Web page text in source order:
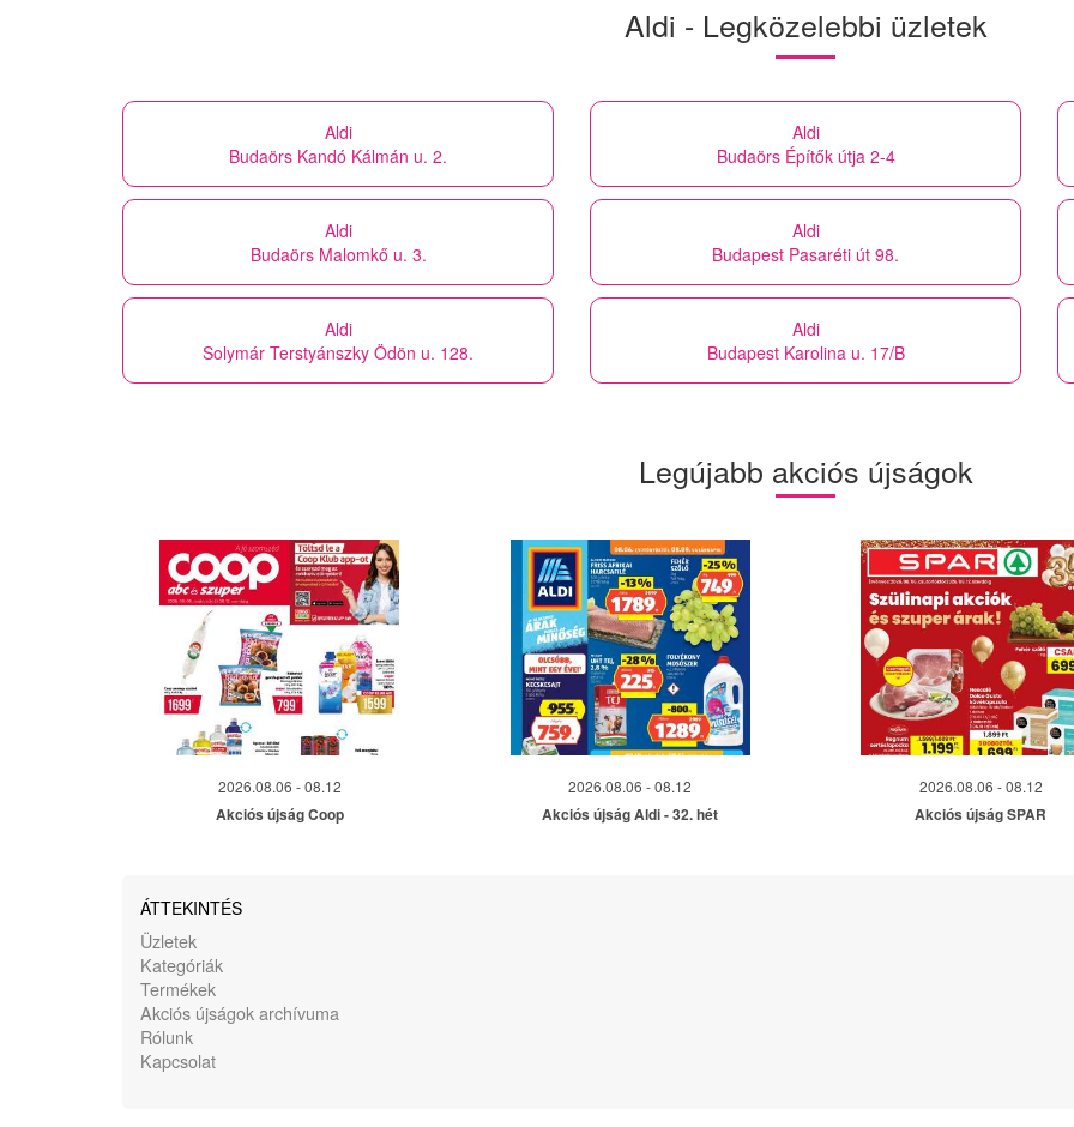
Aldi - Legközelebbi üzletek
Aldi
Budaörs Kandó Kálmán u. 2.
Aldi
Budaörs Építők útja 2-4
Aldi
Budaörs Malomkő u. 3.
Aldi
Budapest Pasaréti út 98.
Aldi
Solymár Terstyánszky Ödön u. 128.
Aldi
Budapest Karolina u. 17/B
Legújabb akciós újságok
2026.08.06 - 08.12
Akciós újság Coop
2026.08.06 - 08.12
Akciós újság Aldi - 32. hét
2026.08.06 - 08.12
Akciós újság SPAR
ÁTTEKINTÉS
Üzletek
Kategóriák
Termékek
Akciós újságok archívuma
Rólunk
Kapcsolat